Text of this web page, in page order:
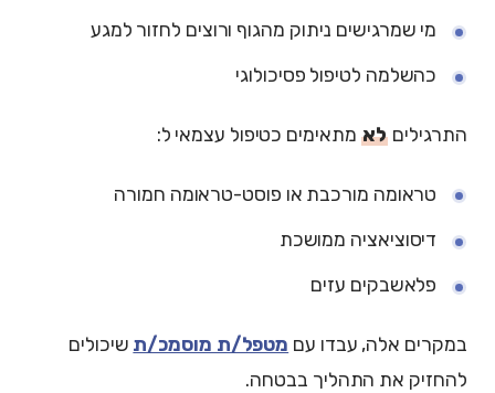
מי שמרגישים ניתוק מהגוף ורוצים לחזור למגע
כהשלמה לטיפול פסיכולוגי
התרגילים לא מתאימים כטיפול עצמאי ל:
טראומה מורכבת או פוסט-טראומה חמורה
דיסוציאציה ממושכת
פלאשבקים עזים
במקרים אלה, עבדו עם מטפל/ת מוסמכ/ת שיכולים
להחזיק את התהליך בבטחה.